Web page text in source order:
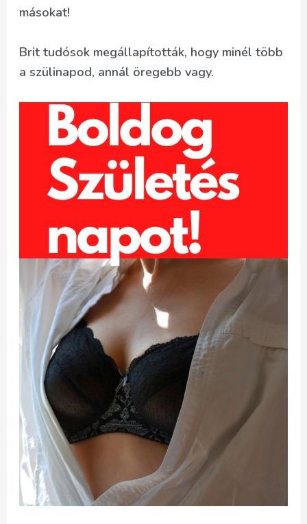
másokat!
Brit tudósok megállapították, hogy minél több
a szülinapod, annál öregebb vagy.